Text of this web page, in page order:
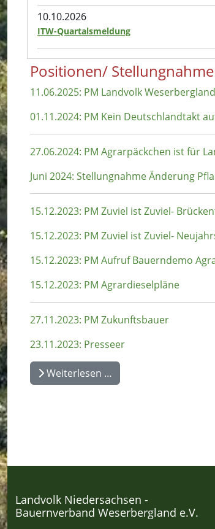
10.10.2026
ITW-Quartalsmeldung
Positionen/
11.06.2025: PM Landvolk
01.11.2024: PM Kein Deutschlandtakt
27.06.2024: PM Agrarpäckchen ist für
Juni 2024: Stellungnahme Änderung
15.12.2023: PM Zuviel ist Zuviel-
15.12.2023: PM Zuviel ist Zuviel-
15.12.2023: PM Aufruf Bauerndemo
15.12.2023: PM Agrardieselpläne
27.11.2023: PM Zukunftsbauer
23.11.2023: Presseer
Weiterlesen …
Landvolk Niedersachsen -
Bauernverband Weserbergland e.V.